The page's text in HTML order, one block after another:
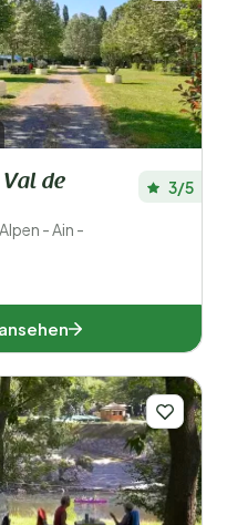
Val de
- Ain -
3/5